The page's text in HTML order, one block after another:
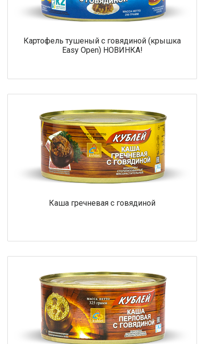
Картофель тушеный с говядиной (крышка
Easy Open) НОВИНКА!
Каша гречневая с говядиной